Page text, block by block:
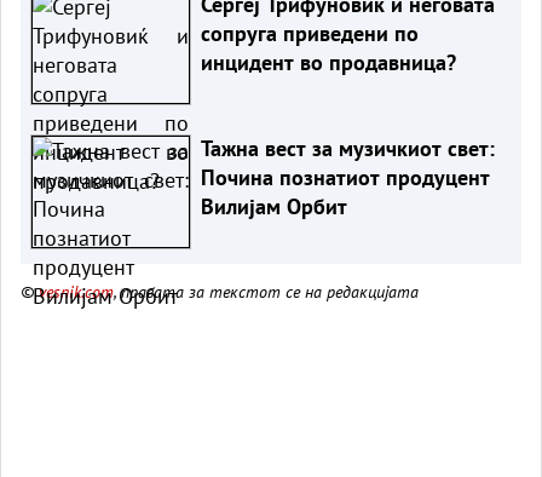
сопруга приведени по
инцидент во продавница?
Тажна вест за музичкиот свет:
Почина познатиот продуцент
Вилијам Орбит
©vesnik.com, правата за текстот се на редакцијата